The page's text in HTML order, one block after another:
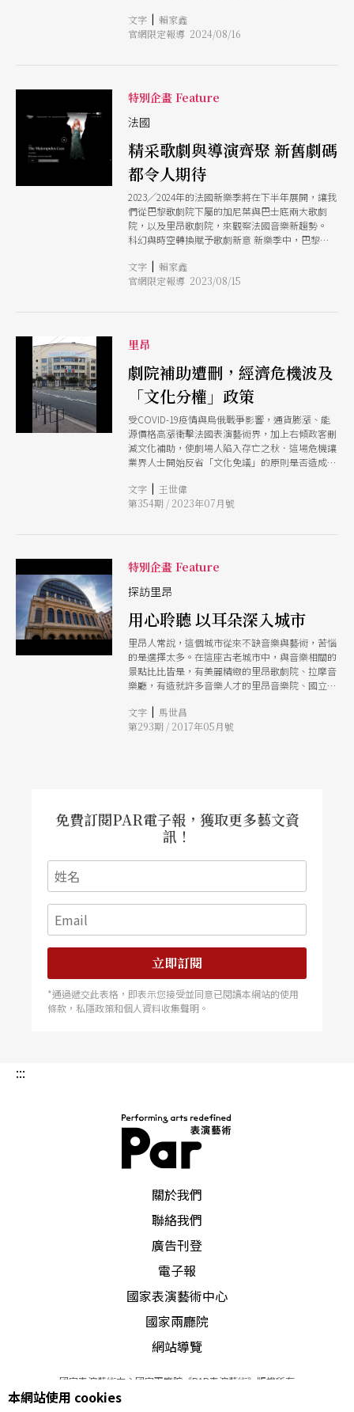
彈，這個執樂壇牛耳的歌劇院將在2025年1月慶祝
150周年生日之際，只能請來多位指揮應對這個窘
年的新樂季，在9月10日開幕音樂會，先演出威爾
第最後一部歌劇《法斯塔夫》（Falstaff），請來
已經72歲的丹麥指揮麥可．史孟溫德（Michael
富、重量級卻非明星指揮家的原因，有可能在明星
指揮杜達美突然掛冠求去的衝擊下，歌劇院在考量
之下反而尋求經驗老道且已經多次合作的老指揮穩
住軍心，對外也是具有說服力的人物。史孟溫德從
2015至2024一直擔任蒙特佩里耶國家歌劇院的首席
指揮，同時也是法國青年管絃樂團的音樂總監，以
及皇家哥本哈根歌劇院與丹麥皇家管絃樂團的音樂
總監，曾在歐洲各個重量級歌劇院演出，是非常活
躍且經驗老道的人物，歌劇的曲目從葛路克、莫札
特、威爾第、華格納、理查．史特勞斯到德布西與
貝爾格，涵括德奧法的歌劇，而且從1985年即與巴
Brigands）請來羅伯．威爾森（Robert Wilson）
執導，這位現代派的導演，如何賦予這部19世紀法
國輕歌劇新意，應該是樂迷們所期待的。而這齣輕
歌劇將在9月、10月與明年的6月、7月分別由斯蒂
法諾．蒙特拉里（Stefano Montanari）與米凱
萊・史波蒂（Michele Spotti）擔任指揮演出，恰
好呼應新樂季的開始與結束。除了義大利與法國歌
劇之外，德國歌劇也沒有缺席，去年才在西班牙馬
德里指揮《指環》系列及拜魯特音樂節《帕西法
薩多（Pablo Heras-Casado）也將於新樂季演出
《指環》系列的《
文字 | 賴家鑫
官網限定報導 2024/08/16
特別企畫 Feature
法國
精采歌劇與導演齊聚 新舊劇碼
都令人期待
2023╱2024年的法國新樂季將在下半年展開，讓我
們從巴黎歌劇院下屬的加尼葉與巴士底兩大歌劇
院，以及里昂歌劇院，來觀察法國音樂新趨勢。
科幻與時空轉換賦予歌劇新意 新樂季中，巴黎歌
十四在位時的法國作曲家夏邦提耶（Marc-Antoine
Charpentier，1643-1704）到20世紀捷克作曲家楊
劇等都將登場。製作的風格有以現代戲劇手法重新
詮釋的新製作，也有仍遵守劇本搬演的時代劇，可
說是樣式繁複，手法新穎。 導演方面，則請來現
代戲劇大師羅伯．威爾森（Robert Wilson）及獲
獎無數的加拿大歌劇導演羅伯．卡森（Robert
的兩位。此外，擅長浪漫時期歌劇的義大利導演
Damiano Michieletto也在新樂季非常活躍，執導
了數部歌劇，不容小覷。 在演唱家部分，知名度
最高當然非安娜．涅翠柯（Anna Netrebko）莫
屬，她將在2024年1月登上巴士底歌劇院演唱奇利
亞（Franceco Cilea）的法國喜歌劇《雅德里安．
雷庫維》（Adriana Lecouvreur），男主角則是她
格拉》、理查．史特勞斯《莎樂美》、董尼才悌的
Pasquale），當然這些熟面孔在導演的手中，即
將以新的面貌登場。
文字 | 賴家鑫
官網限定報導 2023/08/15
里昂
劇院補助遭刪，經濟危機波及
「文化分權」政策
受COVID-19疫情與烏俄戰爭影響，通貨膨漲、能
源價格高漲衝擊法國表演藝術界，加上右傾政客刪
減文化補助，使劇場人陷入存亡之秋．這場危機讓
業界人士開始反省「文化免議」的原則是否造成作
（dcentralisation culturelle）政策是否面臨僵
局？ 4月底，奧羅阿大區（Auvergne-Rhne-
戲劇中心陷入財務危機．這場風波其實源自劇院總
監Joris Mathieu，他公開批評當地右派政府以恐怖
手段干預文化事務：缺乏專業協商、以區域平衡為
例等。此舉重挫法國引以為傲的文化分權政策，使
劇院並非唯一的受害者，里昂歌劇院和民眾劇院
（Thtre National Populaire de Villeurbanne）的
補助款也遭刪減，使兩個國立場館不得不樽節營
運，被迫暫時閉館或取消演出。據民眾劇院副總監
Florence Guinard表示，當前的窘境讓所有人必須
面對公立劇場發展的僵局，它為何如同私立劇院，
要承擔盈利、效率、明星化的問題？我們該如何實
康負成長」的永續經營模式．藝術家也必須思索如
何拉長時間，創作出精緻且優良的小型作品，而非
一味地貪圖炫目且燒錢的大型製作。
文字 | 王世偉
第354期 / 2023年07月號
特別企畫 Feature
探訪里昂
用心聆聽 以耳朵深入城市
里昂人常說，這個城市從來不缺音樂與藝術，苦惱
的是選擇太多。在這座古老城市中，與音樂相關的
景點比比皆是，有美麗精緻的里昂歌劇院、拉摩音
樂廳，有造就許多音樂人才的里昂音樂院、國立高
門書店散步時用耳朵聆聽這座城市，里昂會回應我
們它對音樂的熱情與摯愛。
文字 | 馬世昌
第293期 / 2017年05月號
免費訂閱PAR電子報，獲取更多藝文資
訊！
立即訂閱
*通過遞交此表格，即表示您接受並同意已閱讀本網站的使用
條款，私隱政策和個人資料收集聲明。
:::
關於我們
聯絡我們
廣告刊登
電子報
國家表演藝術中心
國家兩廳院
網站導覽
國家表演藝術中心國家兩廳院《PAR表演藝術》版權所有
© 2022Performing arts redefined. All Rights Reserved
本網站使用 cookies